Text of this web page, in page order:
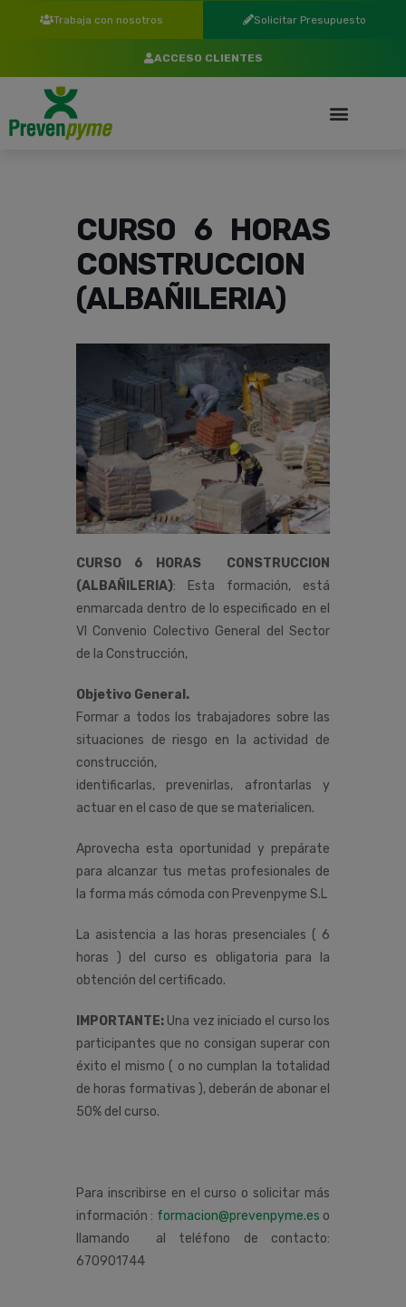
Trabaja con nosotros Solicitar Presupuesto
ACCESO CLIENTES
CURSO 6 HORAS
CONSTRUCCION
(ALBAÑILERIA)
CURSO 6 HORAS CONSTRUCCION
(ALBAÑILERIA): Esta formación,
está
enmarcada dentro de lo especificado en el
VI Convenio Colectivo General delSector
de la Construcción,
Objetivo General.
Formar a todos los trabajadores sobre las
situaciones de riesgo en la actividad de
construcción,
identificarlas, prevenirlas, afrontarlas y
actuar en el caso de que se materialicen.
Aprovecha esta oportunidad y prepárate
para alcanzar tus metas profesionales de
la forma más cómoda con Prevenpyme S.L
La asistencia a las horas presenciales ( 6
horas ) del curso es obligatoria para la
obtención del certificado.
IMPORTANTE: Una vez iniciado el curso los
participantes que no consigan superar con
éxito el mismo ( o no cumplan la totalidad
de horas formativas ), deberán de abonar el
50% del curso.
Para inscribirse en el curso o solicitar más
información : formacion@prevenpyme.es o
llamando al teléfono de contacto:
670901744